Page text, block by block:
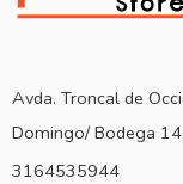
Avda. Troncal de
Domingo/ Bodega
3164535944